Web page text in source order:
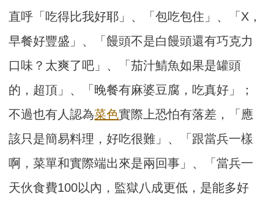
直呼「吃得比我好耶」、「包吃包住」、「X，
早餐好豐盛」、「饅頭不是白饅頭還有巧克力
口味？太爽了吧」、「茄汁鯖魚如果是罐頭
的，超頂」、「晚餐有麻婆豆腐，吃真好」；
不過也有人認為菜色實際上恐怕有落差，「應
該只是簡易料理，好吃很難」、「跟當兵一樣
啊，菜單和實際端出來是兩回事」、「當兵一
天伙食費100以內，監獄八成更低，是能多好